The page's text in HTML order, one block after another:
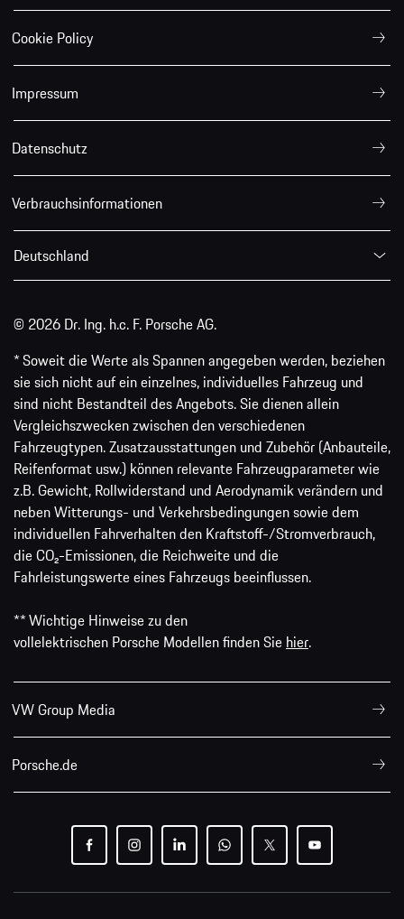
Cookie Policy
Impressum
Datenschutz
Verbrauchsinformationen
Deutschland
© 2026 Dr. Ing. h.c. F. Porsche AG.
* Soweit die Werte als Spannen angegeben werden, beziehen
sie sich nicht auf ein einzelnes, individuelles Fahrzeug und
sind nicht Bestandteil des Angebots. Sie dienen allein
Vergleichszwecken zwischen den verschiedenen
Fahrzeugtypen. Zusatzausstattungen und Zubehör (Anbauteile,
Reifenformat usw.) können relevante Fahrzeugparameter wie
z.B. Gewicht, Rollwiderstand und Aerodynamik verändern und
neben Witterungs- und Verkehrsbedingungen sowie dem
individuellen Fahrverhalten den Kraftstoff-/Stromverbrauch,
die CO₂-Emissionen, die Reichweite und die
Fahrleistungswerte eines Fahrzeugs beeinflussen.
** Wichtige Hinweise zu den
vollelektrischen Porsche Modellen finden Sie hier.
VW Group Media
Porsche.de